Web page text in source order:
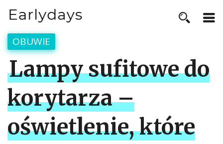
OBUWIE
Lampy sufitowe do
korytarza –
oświetlenie, które